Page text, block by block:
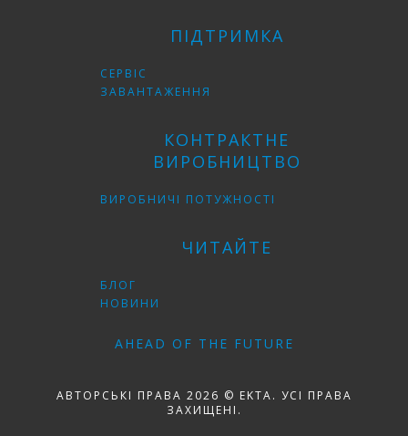
ПІДТРИМКА
СЕРВІС
ЗАВАНТАЖЕННЯ
КОНТРАКТНЕ
ВИРОБНИЦТВО
ВИРОБНИЧІ ПОТУЖНОСТІ
ЧИТАЙТЕ
БЛОГ
НОВИНИ
AHEAD OF THE FUTURE
АВТОРСЬКІ ПРАВА 2026 © EKTA. УСІ ПРАВА
ЗАХИЩЕНІ.